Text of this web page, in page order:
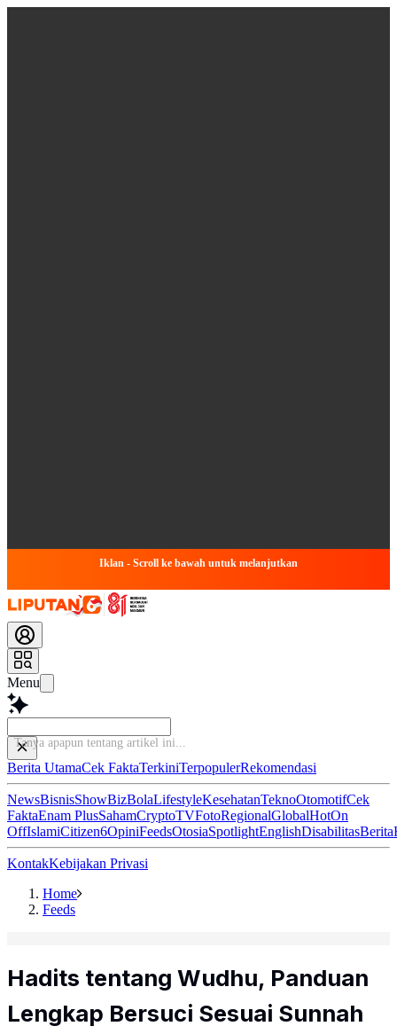
Iklan - Scroll ke bawah untuk melanjutkan
Menu
Baca
Berita UtamaCek FaktaTerkiniTerpopulerRekomendasi
NewsBisnisShowBizBolaLifestyleKesehatanTeknoOtomotifCek
FaktaEnam PlusSahamCryptoTVFotoRegionalGlobalHotOn
OffIslamiCitizen6OpiniFeedsOtosiaSpotlightEnglishDisabilitasBerita
KontakKebijakan Privasi
Home
Feeds
Hadits tentang Wudhu, Panduan
Lengkap Bersuci Sesuai Sunnah